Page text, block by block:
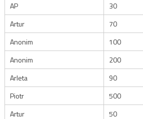
AP
30
Artur
70
Anonim
100
Anonim
200
Arleta
90
Piotr
500
Artur
50